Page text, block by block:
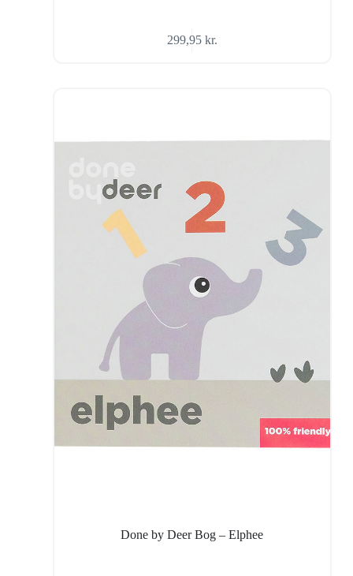
299,95 kr.
Done by Deer Bog – Elphee